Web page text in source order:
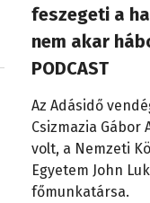
feszegeti a
nem akar
PODCAST
Az Adásidő
Csizmazia
volt, a Nemzeti
Egyetem John
főmunkatársa.